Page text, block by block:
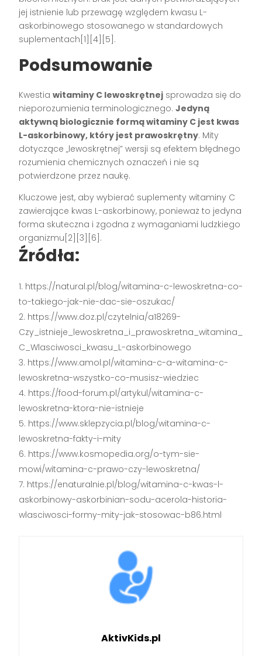
jej istnienie lub przewagę względem kwasu L-
askorbinowego stosowanego w standardowych
suplementach[1][4][5].
Podsumowanie
Kwestiawitaminy C lewoskrętnej sprowadza się do
nieporozumienia terminologicznego.Jedyną
aktywną biologicznie formą witaminy C jest kwas
L-askorbinowy, który jest prawoskrętny. Mity
dotyczące „lewoskrętnej” wersji są efektem błędnego
rozumienia chemicznych oznaczeń i nie są
potwierdzone przez naukę.
Kluczowe jest, aby wybierać suplementy witaminy C
zawierające kwas L-askorbinowy, ponieważ to jedyna
forma skuteczna i zgodna z wymaganiami ludzkiego
organizmu[2][3][6].
Źródła:
https://natural.pl/blog/witamina-c-lewoskretna-co-
to-takiego-jak-nie-dac-sie-oszukac/
https://www.doz.pl/czytelnia/a18269-
Czy_istnieje_lewoskretna_i_prawoskretna_witamina_
C_Wlasciwosci_kwasu_L-askorbinowego
https://www.amol.pl/witamina-c-a-witamina-c-
lewoskretna-wszystko-co-musisz-wiedziec
https://food-forum.pl/artykul/witamina-c-
lewoskretna-ktora-nie-istnieje
https://www.sklepzycia.pl/blog/witamina-c-
lewoskretna-fakty-i-mity
https://www.kosmopedia.org/o-tym-sie-
mowi/witamina-c-prawo-czy-lewoskretna/
https://enaturalnie.pl/blog/witamina-c-kwas-l-
askorbinowy-askorbinian-sodu-acerola-historia-
wlasciwosci-formy-mity-jak-stosowac-b86.html
AktivKids.pl